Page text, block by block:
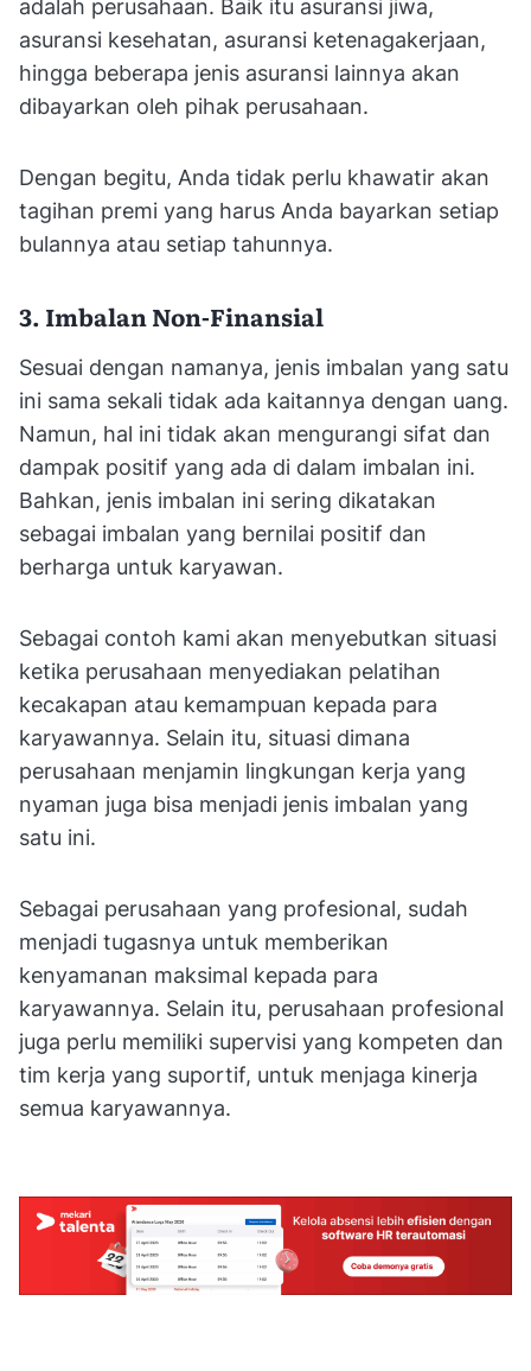
adalah perusahaan. Baik itu asuransi jiwa,
asuransi kesehatan, asuransi ketenagakerjaan,
hingga beberapa jenis asuransi lainnya akan
dibayarkan oleh pihak perusahaan.
Dengan begitu, Anda tidak perlu khawatir akan
tagihan premi yang harus Anda bayarkan setiap
bulannya atau setiap tahunnya.
3. Imbalan Non-Finansial
Sesuai dengan namanya, jenis imbalan yang satu
ini sama sekali tidak ada kaitannya dengan uang.
Namun, hal ini tidak akan mengurangi sifat dan
dampak positif yang ada di dalam imbalan ini.
Bahkan, jenis imbalan ini sering dikatakan
sebagai imbalan yang bernilai positif dan
berharga untuk karyawan.
Sebagai contoh kami akan menyebutkan situasi
ketika perusahaan menyediakan pelatihan
kecakapan atau kemampuan kepada para
karyawannya. Selain itu, situasi dimana
perusahaan menjamin lingkungan kerja yang
nyaman juga bisa menjadi jenis imbalan yang
satu ini.
Sebagai perusahaan yang profesional, sudah
menjadi tugasnya untuk memberikan
kenyamanan maksimal kepada para
karyawannya. Selain itu, perusahaan profesional
juga perlu memiliki supervisi yang kompeten dan
tim kerja yang suportif, untuk menjaga kinerja
semua karyawannya.